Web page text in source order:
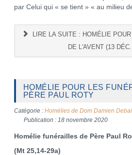
par Celui qui « se tient » « au milieu
LIRE LA SUITE : HOMÉLIE
DE L'AVENT (13
HOMÉLIE POUR LES
PÈRE PAUL ROTY
Catégorie : Homélies de Dom Damien
Publication : 18 novembre 2020
Homélie funérailles de Père Paul
(Mt 25,14-29a)